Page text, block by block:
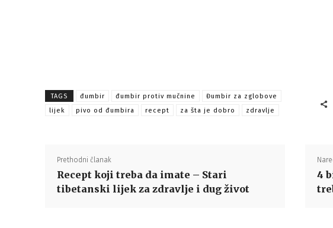
TAGS đumbir đumbir protiv mučnine
Đumbir za zglobove
lijek
pivo od đumbira recept za šta je dobro zdravlje
Prethodni članak
Recept koji treba da imate – Stari
tibetanski lijek za zdravlje i dug život
4